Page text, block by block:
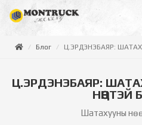
Блог Ц.ЭРДЭНЭБАЯР:
Ц.ЭРДЭНЭБАЯР:
НӨӨЦТЭЙ
Шатахууны